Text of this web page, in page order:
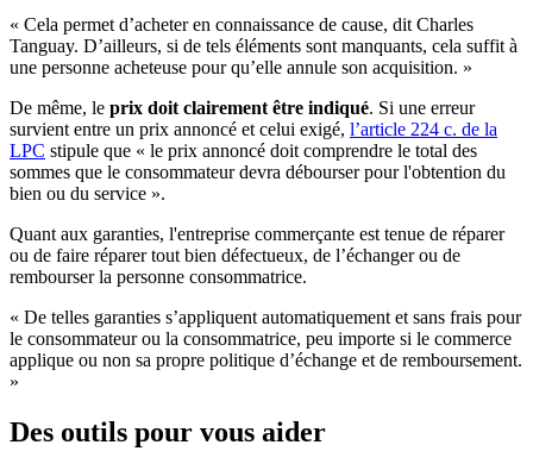
« Cela permet d’acheter en connaissance de cause, dit Charles
Tanguay. D’ailleurs, si de tels éléments sont manquants, cela suffit à
une personne acheteuse pour qu’elle annule son acquisition. »
De même, le prix doit clairement être indiqué. Si une erreur
survient entre un prix annoncé et celui exigé, l’article 224 c. de la
LPC stipule que « le prix annoncé doit comprendre le total des
sommes que le consommateur devra débourser pour l'obtention du
bien ou du service ».
Quant aux garanties, l'entreprise commerçante est tenue de réparer
ou de faire réparer tout bien défectueux, de l’échanger ou de
rembourser la personne consommatrice.
« De telles garanties s’appliquent automatiquement et sans frais pour
le consommateur ou la consommatrice, peu importe si le commerce
applique ou non sa propre politique d’échange et de remboursement.
»
Des outils pour vous aider